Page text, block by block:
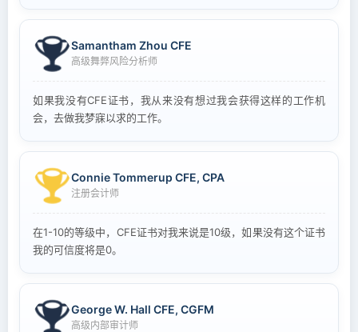
Samantham Zhou CFE
高级舞弊风险分析师
如果我没有CFE证书，我从来没有想过我会获得这样的工作机
会，去做我梦寐以求的工作。
Connie Tommerup CFE, CPA
注册会计师
在1-10的等级中，CFE证书对我来说是10级，如果没有这个证书
我的可信度将是0。
George W. Hall CFE, CGFM
高级内部审计师